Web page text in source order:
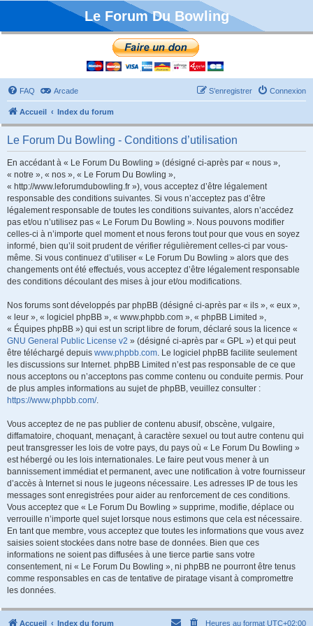
Le Forum Du Bowling
FAQ Arcade Connexion
S’enregistrer
Accueil Index du forum
Le Forum Du Bowling - Conditions d’utilisation
En accédant à « Le Forum Du Bowling » (désigné ci-après par « nous »,
« notre », « nos », « Le Forum Du Bowling »,
« http://www.leforumdubowling.fr »), vous acceptez d’être légalement
responsable des conditions suivantes. Si vous n’acceptez pas d’être
légalement responsable de toutes les conditions suivantes, alors n’accédez
pas et/ou n’utilisez pas « Le Forum Du Bowling ». Nous pouvons modifier
celles-ci à n’importe quel moment et nous ferons tout pour que vous en soyez
informé, bien qu’il soit prudent de vérifier régulièrement celles-ci par vous-
même. Si vous continuez d’utiliser « Le Forum Du Bowling » alors que des
changements ont été effectués, vous acceptez d’être légalement responsable
des conditions découlant des mises à jour et/ou modifications.
Nos forums sont développés par phpBB (désigné ci-après par « ils », « eux »,
« leur », « logiciel phpBB », « www.phpbb.com », « phpBB Limited »,
« Équipes phpBB ») qui est un script libre de forum, déclaré sous la licence «
GNU General Public License v2 » (désigné ci-après par « GPL ») et qui peut
être téléchargé depuis www.phpbb.com. Le logiciel phpBB facilite seulement
les discussions sur Internet. phpBB Limited n’est pas responsable de ce que
nous acceptons ou n’acceptons pas comme contenu ou conduite permis. Pour
de plus amples informations au sujet de phpBB, veuillez consulter :
https://www.phpbb.com/.
Vous acceptez de ne pas publier de contenu abusif, obscène, vulgaire,
diffamatoire, choquant, menaçant, à caractère sexuel ou tout autre contenu qui
peut transgresser les lois de votre pays, du pays où « Le Forum Du Bowling »
est hébergé ou les lois internationales. Le faire peut vous mener à un
bannissement immédiat et permanent, avec une notification à votre fournisseur
d’accès à Internet si nous le jugeons nécessaire. Les adresses IP de tous les
messages sont enregistrées pour aider au renforcement de ces conditions.
Vous acceptez que « Le Forum Du Bowling » supprime, modifie, déplace ou
verrouille n’importe quel sujet lorsque nous estimons que cela est nécessaire.
En tant que membre, vous acceptez que toutes les informations que vous avez
saisies soient stockées dans notre base de données. Bien que ces
informations ne soient pas diffusées à une tierce partie sans votre
consentement, ni « Le Forum Du Bowling », ni phpBB ne pourront être tenus
comme responsables en cas de tentative de piratage visant à compromettre
les données.
Accueil Index du forum Heures au format UTC+02:00